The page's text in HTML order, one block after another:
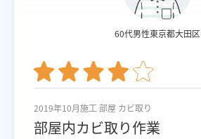
60代男性東京都大田区
2019年10月施工 部屋 カビ取り
部屋内カビ取り作業